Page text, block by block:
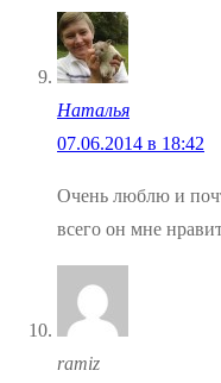
Наталья
07.06.2014 в 18:42
Очень люблю и
всего он мне
ramiz